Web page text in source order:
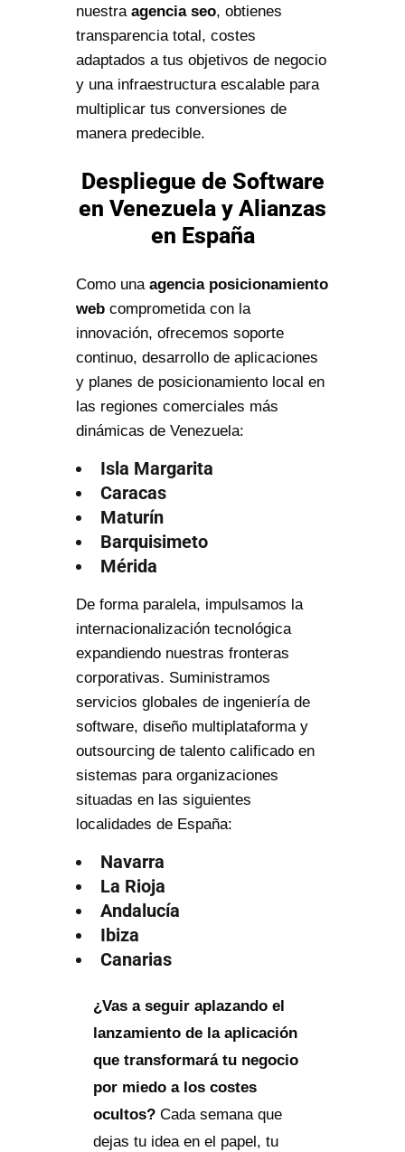
nuestra agencia seo, obtienes
transparencia total, costes
adaptados a tus objetivos de negocio
y una infraestructura escalable para
multiplicar tus conversiones de
manera predecible.
Despliegue de Software
en Venezuela y Alianzas
en España
Como una agencia posicionamiento
web comprometida con la
innovación, ofrecemos soporte
continuo, desarrollo de aplicaciones
y planes de posicionamiento local en
las regiones comerciales más
dinámicas de Venezuela:
Isla Margarita
Caracas
Maturín
Barquisimeto
Mérida
De forma paralela, impulsamos la
internacionalización tecnológica
expandiendo nuestras fronteras
corporativas. Suministramos
servicios globales de ingeniería de
software, diseño multiplataforma y
outsourcing de talento calificado en
sistemas para organizaciones
situadas en las siguientes
localidades de España:
Navarra
La Rioja
Andalucía
Ibiza
Canarias
¿Vas a seguir aplazando el
lanzamiento de la aplicación
que transformará tu negocio
por miedo a los costes
ocultos? Cada semana que
dejas tu idea en el papel, tu